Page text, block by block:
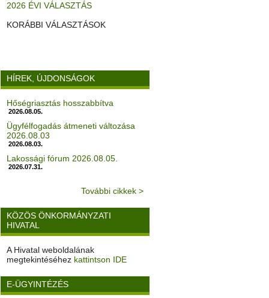
2026 ÉVI VÁLASZTÁS
KORÁBBI VÁLASZTÁSOK
HÍREK, ÚJDONSÁGOK
Hőségriasztás hosszabbítva
2026.08.05.
Ügyfélfogadás átmeneti változása
2026.08.03
2026.08.03.
Lakossági fórum 2026.08.05.
2026.07.31.
További cikkek >
KÖZÖS ÖNKORMÁNYZATI
HIVATAL
A Hivatal weboldalának
megtekintéséhez kattintson IDE
E-ÜGYINTÉZÉS